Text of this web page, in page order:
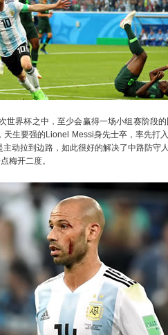
界杯之中，至少会赢得一场小组赛阶段的
生要强的Lionel Messi身先士卒，率先打
动拉到边路，如此很好的解决了中路防守
梅开二度。